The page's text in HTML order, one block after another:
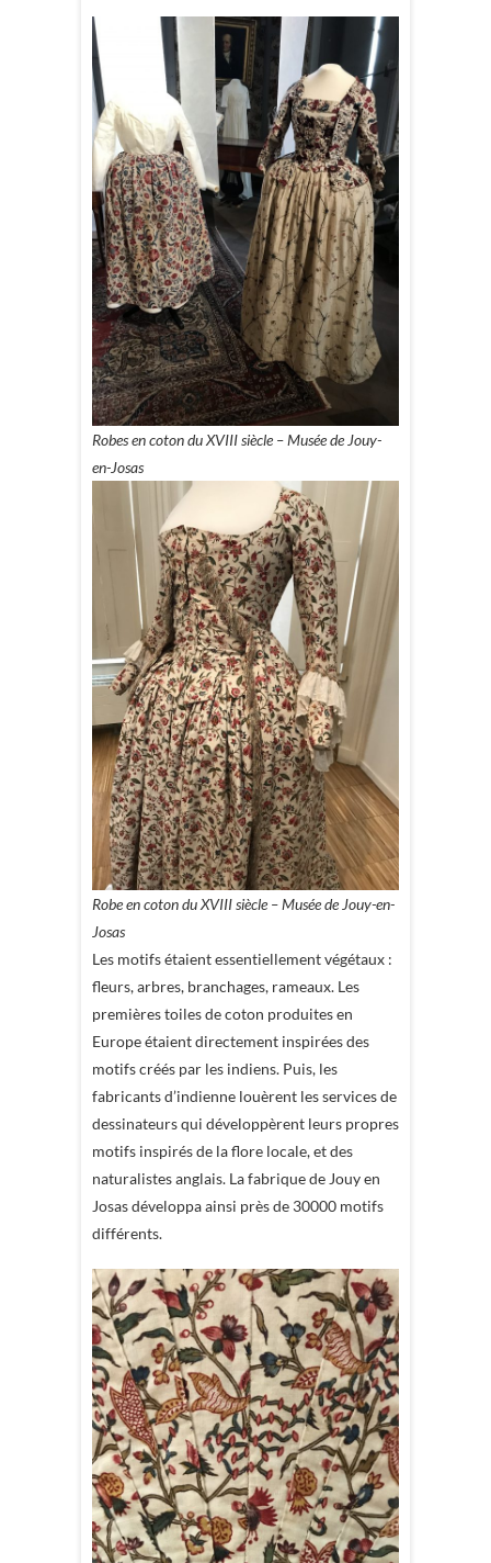
Robes en coton du XVIII siècle – Musée de Jouy-
en-Josas
Robe en coton du XVIII siècle – Musée de Jouy-en-
Josas
Les motifs étaient essentiellement végétaux :
fleurs, arbres, branchages, rameaux. Les
premières toiles de coton produites en
Europe étaient directement inspirées des
motifs créés par les indiens. Puis, les
fabricants d’indienne louèrent les services de
dessinateurs qui développèrent leurs propres
motifs inspirés de la flore locale, et des
naturalistes anglais. La fabrique de Jouy en
Josas développa ainsi près de 30000 motifs
différents.